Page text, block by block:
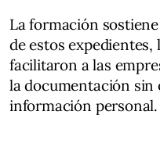
La formación
de estos
facilitaron a las
la documentación sin
información personal.